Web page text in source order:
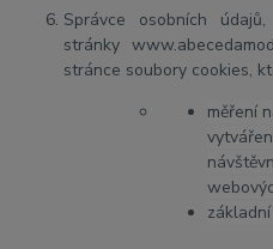
Správce osobních
stránky
stránce soubory cookies,
měření